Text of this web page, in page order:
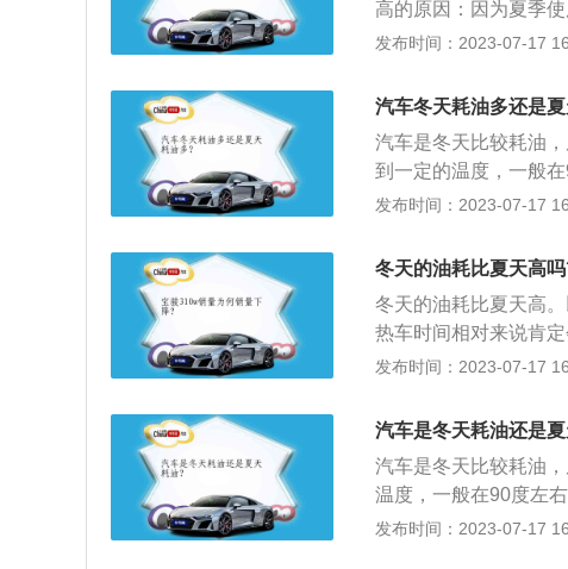
尤其在冬季尤为明显
上的润滑油液就会变
动机热量被带走，热
高的原因：因为夏季
油耗升高。冬季虽然
调不当，也会导致发
应该在正常行驶10到
发布时间：2023-07-17
汽车冬天耗油多还是
汽车是冬天比较耗油
到一定的温度，一般
更长的时间运行。2、
动困难、怠速高、尾
作温度，从而更好地
保持一个较低的转速行
发布时间：2023-07-17
冬天的油耗比夏天高
冬天的油耗比夏天高
热车时间相对来说肯
驶，这只是一个油耗
天的冷却水肯定会带
更多的油耗来保温：
通知车载电脑增加喷
易增加油耗。
发布时间：2023-07-17
汽车是冬天耗油还是夏
汽车是冬天比较耗油
温度，一般在90度左
间运行；2、汽车的行
发布时间：2023-07-17